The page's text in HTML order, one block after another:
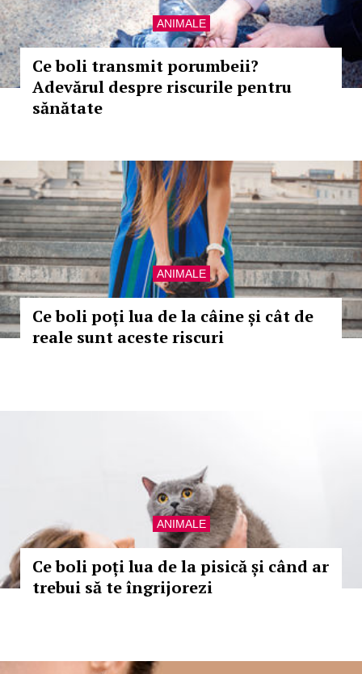
ANIMALE
Ce boli transmit porumbeii?
Adevărul despre riscurile pentru
sănătate
ANIMALE
Ce boli poți lua de la câine și cât de
reale sunt aceste riscuri
ANIMALE
Ce boli poți lua de la pisică și când ar
trebui să te îngrijorezi